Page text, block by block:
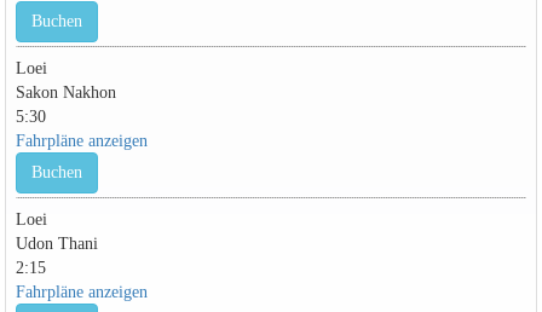
Buchen
Loei
Sakon Nakhon
5:30
Fahrpläne anzeigen
Buchen
Loei
Udon Thani
2:15
Fahrpläne anzeigen